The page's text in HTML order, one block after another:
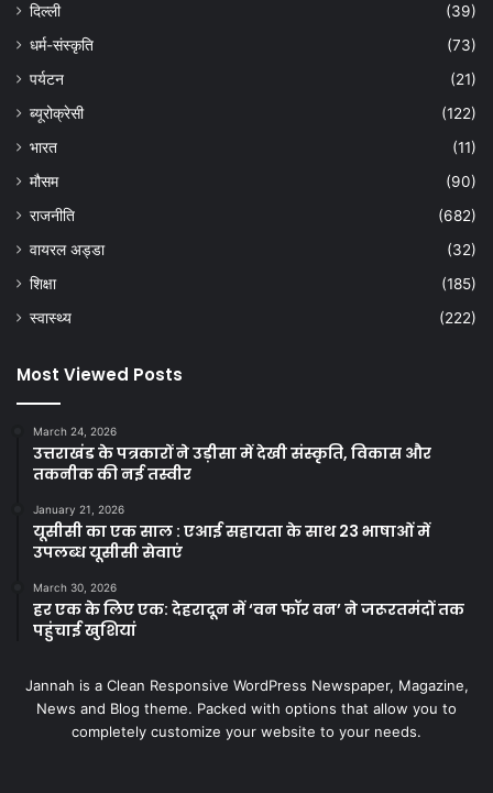
दिल्ली
(39)
धर्म-संस्कृति
(73)
पर्यटन
(21)
ब्यूरोक्रेसी
(122)
भारत
(11)
मौसम
(90)
राजनीति
(682)
वायरल अड्डा
(32)
शिक्षा
(185)
स्वास्थ्य
(222)
Most Viewed Posts
March 24, 2026
उत्तराखंड के पत्रकारों ने उड़ीसा में देखी संस्कृति, विकास और
तकनीक की नई तस्वीर
January 21, 2026
यूसीसी का एक साल : एआई सहायता के साथ 23 भाषाओं में
उपलब्ध यूसीसी सेवाएं
March 30, 2026
हर एक के लिए एक: देहरादून में ‘वन फॉर वन’ ने जरूरतमंदों तक
पहुंचाई खुशियां
Jannah is a Clean Responsive WordPress Newspaper, Magazine,
News and Blog theme. Packed with options that allow you to
completely customize your website to your needs.